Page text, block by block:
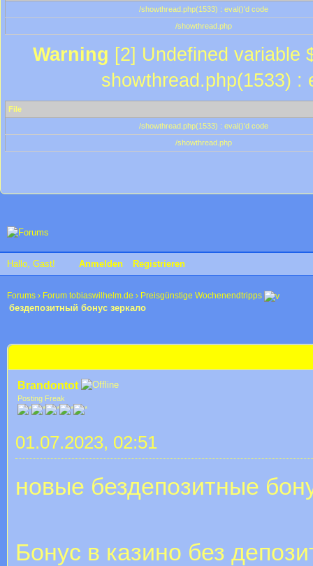
/showthread.php(1533) : eval()'d code
/showthread.php
Warning [2] Undefined variable
showthread.php(1533) :
File
/showthread.php(1533) : eval()'d code
/showthread.php
Hallo, Gast! Anmelden Registrieren
Forums › Forum tobiaswilhelm.de › Preisgünstige Wochenendtripps
бездепозитный бонус зеркало
Brandontot
Posting Freak
01.07.2023, 02:51
новые бездепозитные
Бонус в казино без